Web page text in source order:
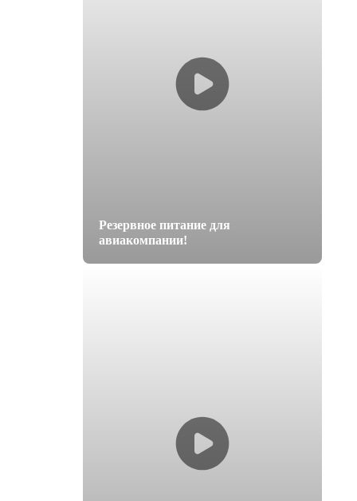
Резервное питание для
авиакомпании!